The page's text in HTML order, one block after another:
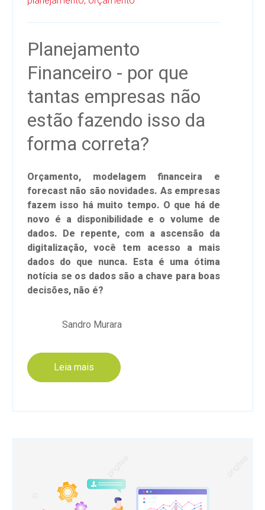
Planejamento
Financeiro - por que
tantas empresas não
estão fazendo isso da
forma correta?
Orçamento, modelagem financeira e
forecast não são novidades. As empresas
fazem isso há muito tempo. O que há de
novo é a disponibilidade e o volume de
dados. De repente, com a ascensão da
digitalização, você tem acesso a mais
dados do que nunca. Esta é uma ótima
notícia se os dados são a chave para boas
decisões, não é?
Sandro Murara
Leia mais